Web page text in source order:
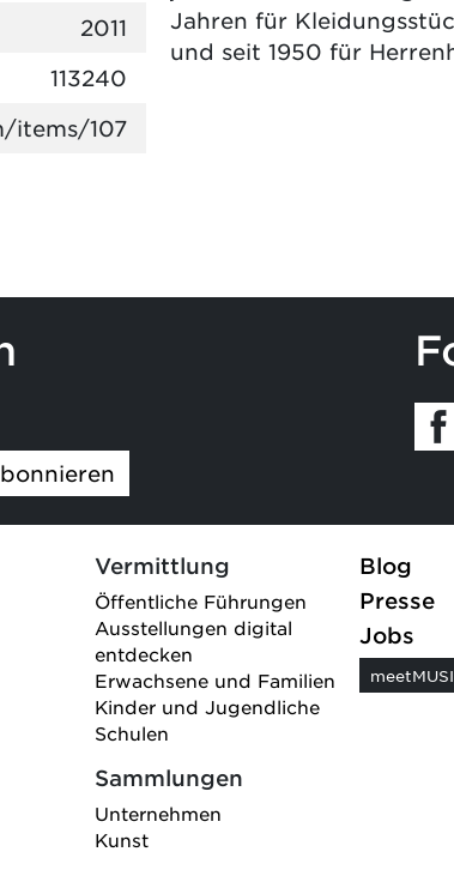
2011
113240
items/107
Jahren für
und seit 1950 für
Vermittlung
Öffentliche Führungen
Ausstellungen digital
entdecken
Erwachsene und Familien
Kinder und Jugendliche
Schulen
Sammlungen
Unternehmen
Kunst
Blog
Presse
Jobs